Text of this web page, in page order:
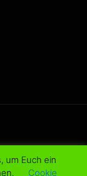
Rights
um Euch ein
Cookie